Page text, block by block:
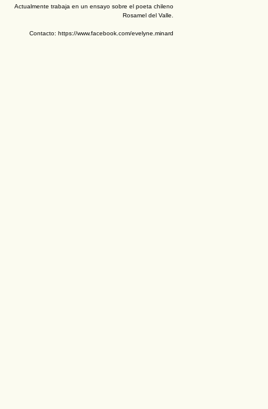
Actualmente trabaja en un ensayo sobre el poeta chileno
Rosamel del Valle.
Contacto: https://www.facebook.com/evelyne.minard